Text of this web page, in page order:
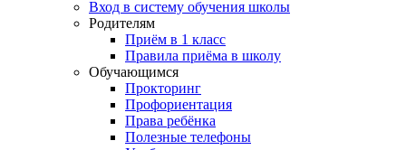
Вход в систему обучения школы
Родителям
Приём в 1 класс
Правила приёма в школу
Обучающимся
Прокторинг
Профориентация
Права ребёнка
Полезные телефоны